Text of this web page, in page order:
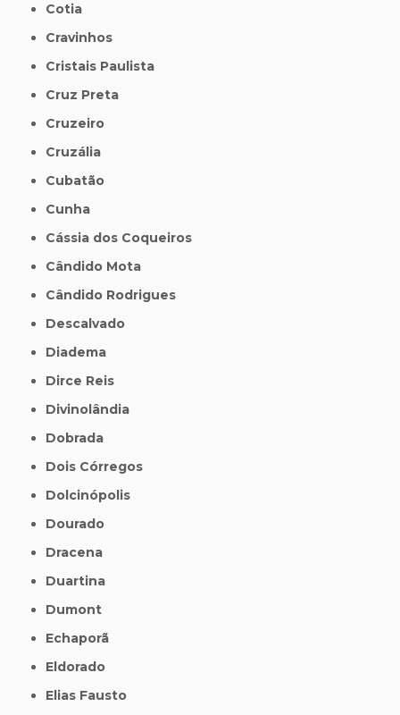
Cotia
Cravinhos
Cristais Paulista
Cruz Preta
Cruzeiro
Cruzália
Cubatão
Cunha
Cássia dos Coqueiros
Cândido Mota
Cândido Rodrigues
Descalvado
Diadema
Dirce Reis
Divinolândia
Dobrada
Dois Córregos
Dolcinópolis
Dourado
Dracena
Duartina
Dumont
Echaporã
Eldorado
Elias Fausto